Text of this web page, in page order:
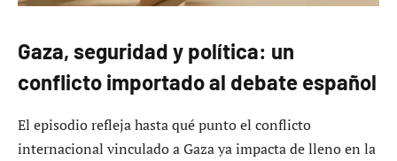
Gaza, seguridad y política: un
conflicto importado al debate español
El episodio refleja hasta qué punto el conflicto
internacional vinculado a Gaza ya impacta de lleno en la